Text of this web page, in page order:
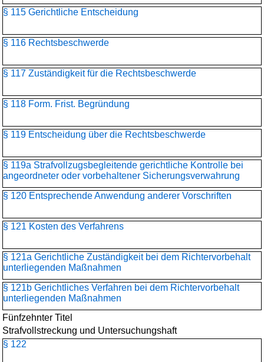
§ 115 Gerichtliche Entscheidung
§ 116 Rechtsbeschwerde
§ 117 Zuständigkeit für die Rechtsbeschwerde
§ 118 Form. Frist. Begründung
§ 119 Entscheidung über die Rechtsbeschwerde
§ 119a Strafvollzugsbegleitende gerichtliche Kontrolle bei
angeordneter oder vorbehaltener Sicherungsverwahrung
§ 120 Entsprechende Anwendung anderer Vorschriften
§ 121 Kosten des Verfahrens
§ 121a Gerichtliche Zuständigkeit bei dem Richtervorbehalt
unterliegenden Maßnahmen
§ 121b Gerichtliches Verfahren bei dem Richtervorbehalt
unterliegenden Maßnahmen
Fünfzehnter Titel
Strafvollstreckung und Untersuchungshaft
§ 122